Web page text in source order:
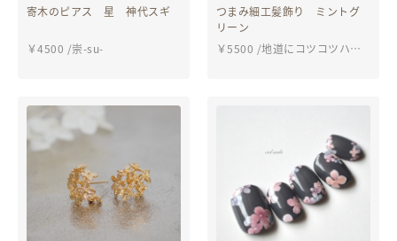
寄木のピアス 星 神代スギ
￥4500 /崇-su-
つまみ細工髪飾り ミントグ
リーン
￥5500 /地道にコツコツハン